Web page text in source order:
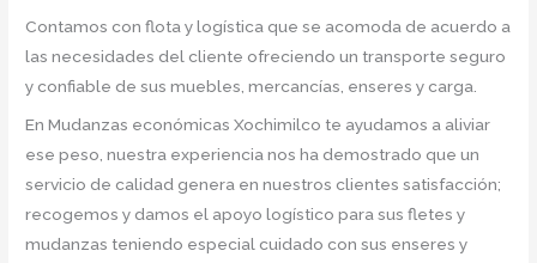
Contamos con flota y logística que se acomoda de acuerdo a
las necesidades del cliente ofreciendo un transporte seguro
y confiable de sus muebles, mercancías, enseres y carga.
En Mudanzas económicas Xochimilco te ayudamos a aliviar
ese peso, nuestra experiencia nos ha demostrado que un
servicio de calidad genera en nuestros clientes satisfacción;
recogemos y damos el apoyo logístico para sus fletes y
mudanzas teniendo especial cuidado con sus enseres y